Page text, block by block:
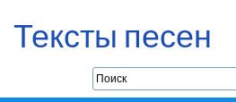
Тексты песен